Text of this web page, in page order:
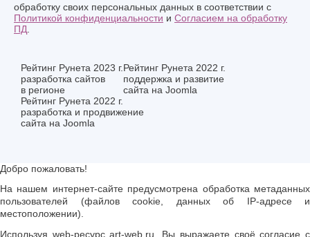
обработку своих персональных данных в соответствии с
Политикой конфиденциальности и Согласием на обработку
ПД
Рейтинг Рунета 2023 г.
разработка сайтов
в регионе
Рейтинг Рунета 2022 г.
поддержка и развитие
сайта на Joomla
Рейтинг Рунета 2022 г.
разработка и продвижение
сайта на Joomla
Добро пожаловать!
На нашем интернет-сайте предусмотрена обработка метаданных
пользователей (файлов cookie, данных об IP-адресе и
местоположении).
Используя web-ресурс art-web.ru, Вы выражаете своё согласие с